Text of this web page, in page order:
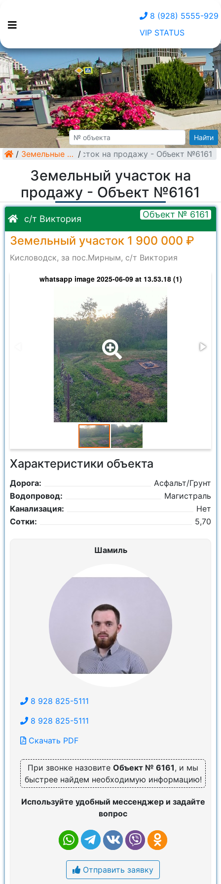
8 (928) 5555-929
VIP STATUS
Найти
/ Земельные участки /
Земельный участок на продажу - Объект №6161
Земельный участок на
продажу - Объект №6161
с/т Виктория Объект № 6161
Земельный участок 1 900 000 ₽
Кисловодск, за пос.Мирным, с/т Виктория
whatsapp image 2025-06-09 at 13.53.18 (1)
Характеристики объекта
Дорога:
Асфальт/Грунт
Водопровод:
Магистраль
Канализация:
Нет
Сотки:
5,70
Шамиль
8 928 825-5111
8 928 825-5111
Скачать PDF
При звонке назовите Объект № 6161, и мы
быстрее найдем необходимую информацию!
Используйте удобный мессенджер и задайте
вопрос
Отправить заявку